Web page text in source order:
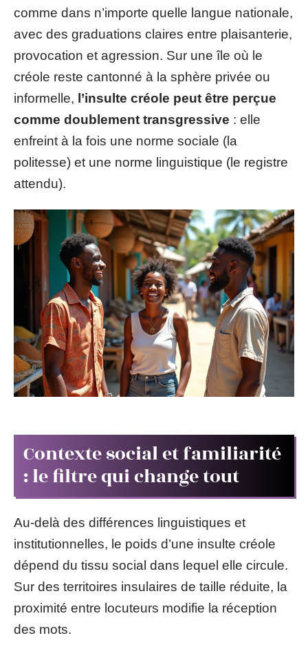
comme dans n’importe quelle langue nationale,
avec des graduations claires entre plaisanterie,
provocation et agression. Sur une île où le
créole reste cantonné à la sphère privée ou
informelle, l’insulte créole peut être perçue
comme doublement transgressive : elle
enfreint à la fois une norme sociale (la
politesse) et une norme linguistique (le registre
attendu).
Contexte social et familiarité
: le filtre qui change tout
Au-delà des différences linguistiques et
institutionnelles, le poids d’une insulte créole
dépend du tissu social dans lequel elle circule.
Sur des territoires insulaires de taille réduite, la
proximité entre locuteurs modifie la réception
des mots.